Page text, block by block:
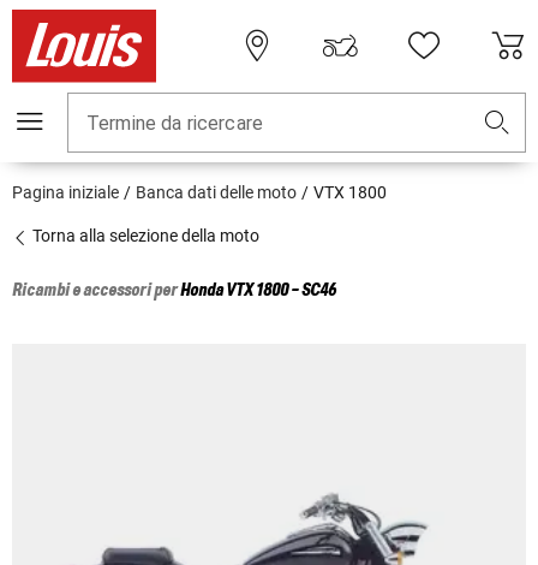
Termine da ricercare
Pagina iniziale Banca dati delle moto VTX 1800
Torna alla selezione della moto
Ricambi e accessori perHondaVTX 1800 - SC46